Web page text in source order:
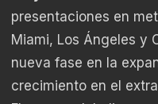
presentaciones en
Miami, Los Ángeles y
nueva fase en la
crecimiento en el